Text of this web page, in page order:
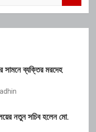
সামনে ব্যক্তির মরদেহ
নতুন সচিব হলেন মো.